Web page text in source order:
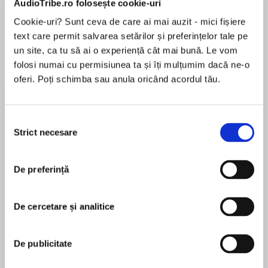
AudioTribe.ro folosește cookie-uri
Cookie-uri? Sunt ceva de care ai mai auzit - mici fișiere
text care permit salvarea setărilor și preferințelor tale pe
un site, ca tu să ai o experiență cât mai bună. Le vom
folosi numai cu permisiunea ta și îți mulțumim dacă ne-o
oferi. Poți schimba sau anula oricând acordul tău.
consimțământului
Strict necesare
De preferință
De cercetare și analitice
De publicitate
Desprecarte
If you loved The Haunting of Hill House,
welcome to Thistlecrook…
It’s 1923 and at Thistlecrook House, a forbidding
twenties seem not to have arrived. But Simon
his luck when he gets a job cataloguing the
infamous art collection of the Mordrake family.
Yet from the moment he gets off the train at the
deserted village station he can’t shift a
pentru această carte
Mathew West grew up in Aberdeenshire (and very